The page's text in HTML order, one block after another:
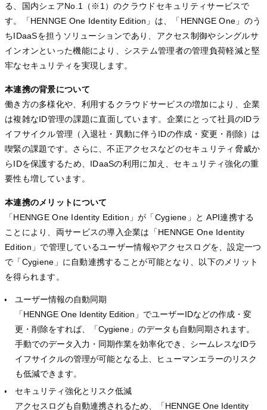
る、国内シェアNo.1（※1）のクラウドセキュリティサービスで
す。「HENNGE One Identity Edition」は、「HENNGE One」のう
ちIDaaSを担うソリューションであり、アクセス制御やシングルサ
インオンといった機能により、システム管理者の管理負荷軽減と堅
牢なセキュリティを実現します。
本連携の背景について
働き方の多様化や、利用するクラウドサービスの増加により、企業
は複雑なID管理の課題に直面しています。企業にとって社員のIDラ
イフサイクル管理（入退社・異動に伴うIDの作成・変更・削除）は
喫緊の課題です。さらに、不正アクセスなどのセキュリティ脅威か
らIDを保護するため、IDaaSの利用に加え、セキュリティ強化の重
要性も増しています。
本連携のメリットについて
「HENNGE One Identity Edition」が「Cygiene」と API連携する
ことにより、両サービスの導入企業は「HENNGE One Identity
Edition」で管理しているユーザー情報やアクセスログを、設定一つ
で「Cygiene」に自動連携することが可能となり、以下のメリット
を得られます。
ユーザー情報の自動同期
「HENNGE One Identity Edition」でユーザーIDなどの作成・変
更・削除をすれば、「Cygiene」のデータも自動同期されます。
手動でのデータ入力・同期作業を効率化でき、シームレスなIDラ
イフサイクルの管理が可能となる上、ヒューマンエラーのリスク
も低減できます。
セキュリティ強化とリスク低減
アクセスログも自動連携されるため、「HENNGE One Identity